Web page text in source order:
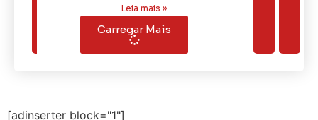
Leia mais »
Carregar Mais
[adinserter block="1"]